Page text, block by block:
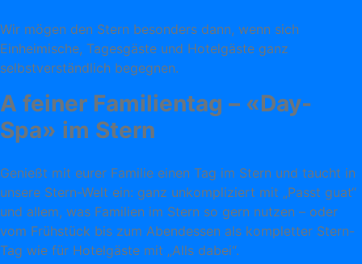
Wir mögen den Stern besonders dann, wenn sich
Einheimische, Tagesgäste und Hotelgäste ganz
selbstverständlich begegnen.
A feiner Familientag – «Day-
Spa» im Stern
Genießt mit eurer Familie einen Tag im Stern und taucht in
unsere Stern-Welt ein: ganz unkompliziert mit „Passt guat“
und allem, was Familien im Stern so gern nutzen – oder
vom Frühstück bis zum Abendessen als kompletter Stern-
Tag wie für Hotelgäste mit „Alls dabei“.